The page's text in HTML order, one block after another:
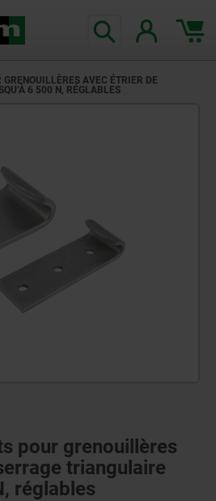
GRENOUILLÈRES AVEC ÉTRIER DE
6 500 N, RÉGLABLES
pour grenouillères
triangulaire
réglables